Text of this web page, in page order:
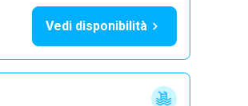
Vedi disponibilità